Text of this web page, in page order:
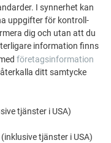
I synnerhet kan
uppgifter för kontroll-
dig och utan att du
information finns
företagsinformation
ditt samtycke
tjänster i USA)
tjänster i USA)